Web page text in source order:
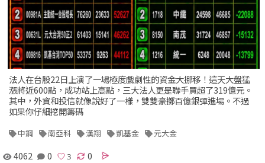
法人在台股22日上演了一場極度戲劇性的資金大挪移！這天大盤猛
漲將近600點，成功站上高點，三大法人更是聯手買超了319億元。
其中，外資和投信就像說好了一樣，雙雙豪擲百億銀彈進場。不過
如果你仔細挖開籌碼
中鋼 南亞科 漢翔 凱基金 元大金
4062 0 0